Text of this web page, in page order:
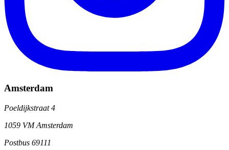
Amsterdam
Poeldijkstraat 4
1059 VM Amsterdam
Postbus 69111